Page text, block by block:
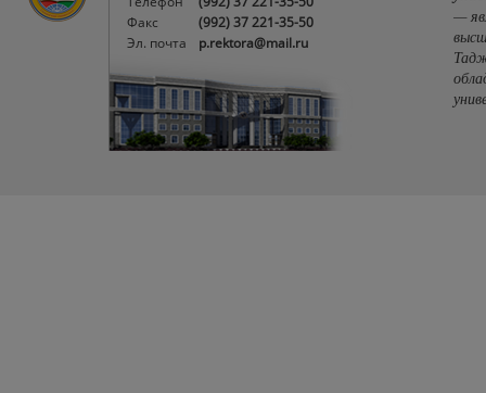
Факс
(992) 37 221-35-50
Эл. почта
p.rektora@mail.ru
—